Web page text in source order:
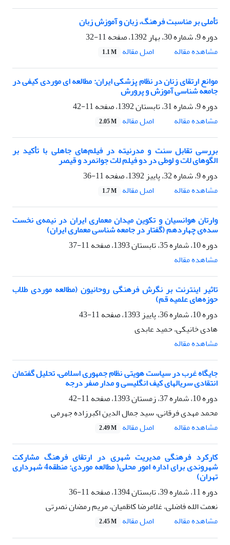
تأملی بر مناسبت فرهنگ، زبان و آموزش زبان
دوره 9، شماره 30، بهار 1392، صفحه
11-32
مشاهده مقاله
اصل مقاله 1.1 M
موانع ارتقای زنان در نظام پزشکی ایران: مطالعه ای موردی کیفی در
جامعه شناسی آموزش و پرورش
دوره 9، شماره 31، تابستان 1392، صفحه
11-42
مشاهده مقاله
اصل مقاله 2.05 M
بررسی تقابل سنت و مدرنیته در فیلم‌های جاهلی با تأکید بر
الگوهای لات و لوطی در دو فیلم لات جوانمرد و قیصر
دوره 9، شماره 32، پاییز 1392، صفحه
11-36
مشاهده مقاله
اصل مقاله 1.7 M
وارتان هوانسیان و تکوین میدان معماری ایران در نیمه‌ی نخست
سده‌ی چهاردهم (گفتار در جامعه شناسی معماری ایران)
دوره 10، شماره 35، تابستان 1393، صفحه
11-37
مشاهده مقاله
تاثیر اینترنت بر نگرش فرهنگی روحانیون (مطالعه موردی طلاب
حوزه‌های علمیه قم)
دوره 10، شماره 36، پاییز 1393، صفحه
11-43
هادی خانیکی، حمید عابدی
مشاهده مقاله
جایگاه غرب در سیاست هویتی نظام جمهوری اسلامی، تحلیل گفتمان
انتقادی سریالهای کیف انگلیسی و مدار صفر درجه
دوره 10، شماره 37، زمستان 1393، صفحه
11-42
محمد مهدی فرقانی، سید جمال الدین اکبرزاده جهرمی
مشاهده مقاله
اصل مقاله 2.49 M
کارکرد فرهنگی مدیریت شهری در ارتقای فرهنگ مشارکت
شهروندی برای اداره امور محلی( مطالعه موردی: منطقه4 شهرداری
تهران)
دوره 11، شماره 39، تابستان 1394، صفحه
11-36
نعمت الله فاضلی، غلامرضا کاظمیان، مریم رمضان نصرتی
مشاهده مقاله
اصل مقاله 2.45 M